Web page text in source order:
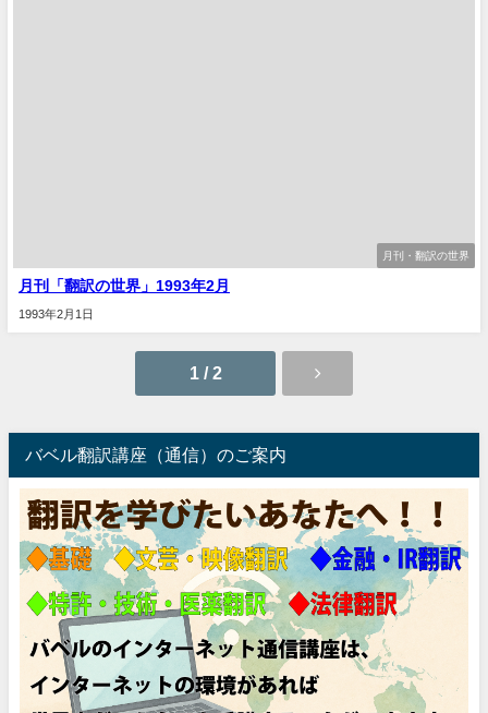
月刊・翻訳の世界
月刊「翻訳の世界」1993年2月
1993年2月1日
1 / 2
バベル翻訳講座（通信）のご案内